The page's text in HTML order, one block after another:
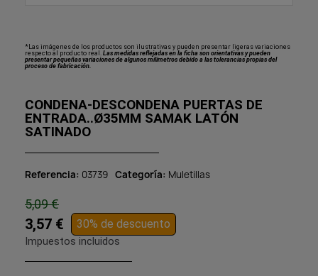
*Las imágenes de los productos son ilustrativas y pueden presentar ligeras variaciones
respecto al producto real. Las medidas reflejadas en la ficha son orientativas y pueden
presentar pequeñas variaciones de algunos milímetros debido a las tolerancias propias del
proceso de fabricación.
CONDENA-DESCONDENA PUERTAS DE
ENTRADA..Ø35MM SAMAK LATÓN
SATINADO
Referencia 03739 Categoría Muletillas
5,09 €
3,57 € 30% de descuento
Impuestos incluidos